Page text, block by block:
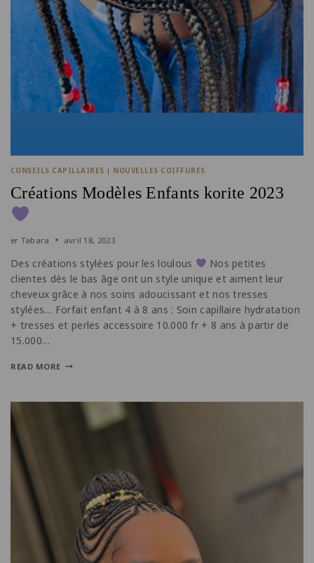
CONSEILS CAPILLAIRES | NOUVELLES COIFFURES
Créations Modèles Enfants korite 2023
er Tabara avril 18, 2023
Des créations stylées pour les loulous
Nos petites
clientes dès le bas âge ont un style unique et aiment leur
cheveux grâce à nos soins adoucissant et nos tresses
stylées… Forfait enfant 4 à 8 ans : Soin capillaire hydratation
+ tresses et perles accessoire 10.000 fr + 8 ans à partir de
15.000…
READ MORE